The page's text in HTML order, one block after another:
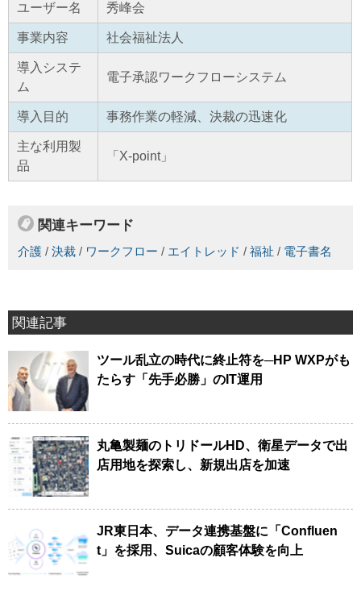
ユーザー名 秀峰会
事業内容 社会福祉法人
導入システ
ム
電子承認ワークフローシステム
導入目的 事務作業の軽減、決裁の迅速化
主な利用製
品
「X-point」
関連キーワード
介護 / 決裁 / ワークフロー / エイトレッド / 福祉 / 電子書名
関連記事
ツール乱立の時代に終止符を─HP WXPがも
たらす「先手必勝」のIT運用
丸亀製麺のトリドールHD、衛星データで出
店用地を探索し、新規出店を加速
JR東日本、データ連携基盤に「Confluen
t」を採用、Suicaの顧客体験を向上